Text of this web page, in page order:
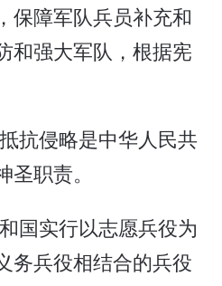
保障军队兵员补充和
和强大军队，根据宪
抗侵略是中华人民共
职责。
国实行以志愿兵役为
务兵役相结合的兵役